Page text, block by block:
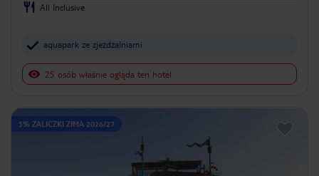
All Inclusive
aquapark ze zjeżdżalniami
25 osób właśnie ogląda ten hotel
5% ZALICZKI ZIMA 2026/27